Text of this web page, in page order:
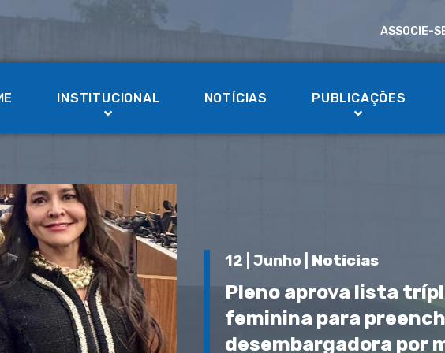
ASSOCIE-
INSTITUCIONAL NOTÍCIAS PUBLICAÇÕES
12 | Junho | Notícias
Pleno aprova lista
feminina para
desembargadora por